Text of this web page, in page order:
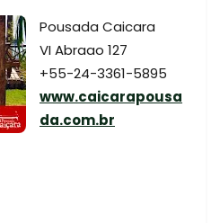
Pousada Caicara
VI Abraao 127
+55-24-3361-5895
www.caicarapousa
da.com.br